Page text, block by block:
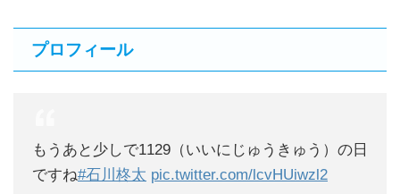
プロフィール
もうあと少しで1129（いいにじゅうきゅう）の日
ですね#石川柊太 pic.twitter.com/lcvHUiwzl2